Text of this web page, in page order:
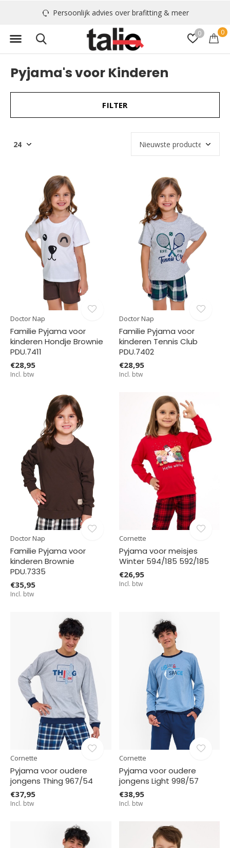
0 0
Persoonlijk advies over brafitting & meer
Pyjama's voor Kinderen
FILTER
Doctor Nap
Familie Pyjama voor
kinderen Hondje Brownie
PDU.7411
€28,95
Incl. btw
Doctor Nap
Familie Pyjama voor
kinderen Tennis Club
PDU.7402
€28,95
Incl. btw
Doctor Nap
Familie Pyjama voor
kinderen Brownie
PDU.7335
€35,95
Incl. btw
Cornette
Pyjama voor meisjes
Winter 594/185 592/185
€26,95
Incl. btw
Cornette
Pyjama voor oudere
jongens Thing 967/54
€37,95
Incl. btw
Cornette
Pyjama voor oudere
jongens Light 998/57
€38,95
Incl. btw